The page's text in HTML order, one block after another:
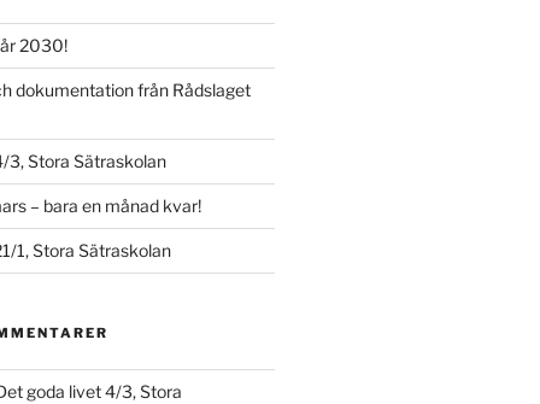
2030!
dokumentation från Rådslaget
3, Stora Sätraskolan
– bara en månad kvar!
1, Stora Sätraskolan
goda livet 4/3, Stora